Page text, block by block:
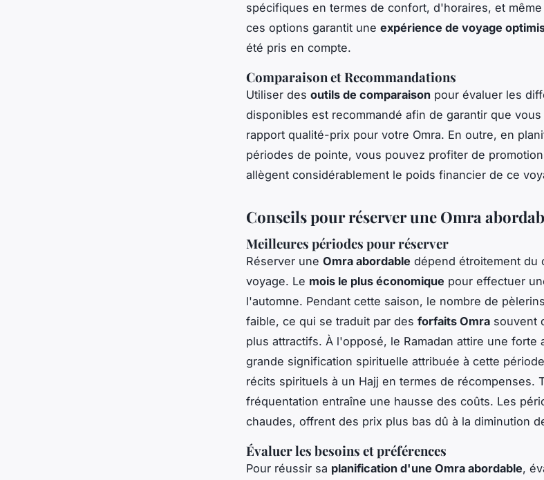
spécifiques en termes de confort, d'horaires, et
ces options garantit une expérience de voyage
été pris en compte.
Comparaison et Recommandations
Utiliser des outils de comparaison pour évaluer les
disponibles est recommandé afin de garantir que
rapport qualité-prix pour votre Omra. En outre, en
périodes de pointe, vous pouvez profiter de
allègent considérablement le poids financier de ce
Conseils pour réserver une Omra
Meilleures périodes pour réserver
Réserver une Omra abordable dépend étroitement du
voyage. Le mois le plus économique pour effectuer
l'automne. Pendant cette saison, le nombre de
faible, ce qui se traduit par des forfaits Omra souvent
plus attractifs. À l'opposé, le Ramadan attire une forte
grande signification spirituelle attribuée à cette
récits spirituels à un Hajj en termes de récompenses.
fréquentation entraîne une hausse des coûts. Les
chaudes, offrent des prix plus bas dû à la diminution
Évaluer les besoins et préférences
Pour réussir sa planification d'une Omra abordable,